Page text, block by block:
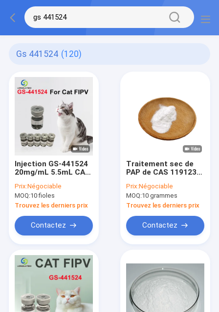
Gs 441524 (120)
Injection GS-441524
20mg/mL 5.5mL CAS
de chat
Prix:Négociable
MOQ:10 fioles
Trouvez les derniers prix
Contactez
Traitement sec de
PAP de CAS 1191237-
PAP Gs 441524 de
RDV
Prix:Négociable
MOQ:10 grammes
Trouvez les derniers prix
Contactez